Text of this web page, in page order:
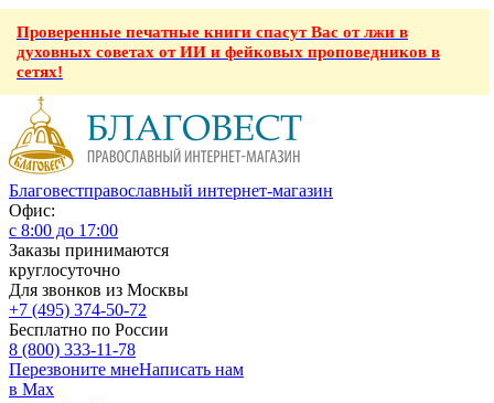
Проверенные печатные книги спасут Вас от лжи в
духовных советах от ИИ и фейковых проповедников в
сетях!
Благовестправославный интернет-магазин
Офис:
с 8:00 до 17:00
Заказы принимаются
круглосуточно
Для звонков из Москвы
+7 (495) 374-50-72
Бесплатно по России
8 (800) 333-11-78
Перезвоните мнеНаписать нам
в Max